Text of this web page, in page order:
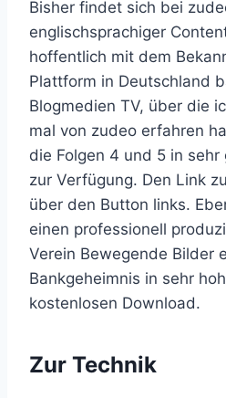
Bisher findet sich bei
englischsprachiger
hoffentlich mit dem
Plattform in Deutschland
Blogmedien TV, über die
mal von zudeo erfahren
die Folgen 4 und 5 in
zur Verfügung. Den Link
über den Button links.
einen professionell
Verein Bewegende Bilder
Bankgeheimnis in sehr
kostenlosen Download.
Zur Technik